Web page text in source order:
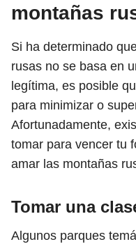
montañas
Si ha determinado
rusas no se basa en
legítima, es posible
para minimizar o
Afortunadamente,
tomar para vencer tu
amar las montañas
Tomar una
Algunos parques